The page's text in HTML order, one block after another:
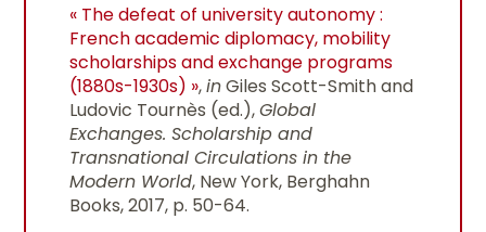
« The defeat of university autonomy :
French academic diplomacy, mobility
scholarships and exchange programs
(1880s-1930s) »,inGiles Scott-Smith and
Ludovic Tournès (ed.),Global
Exchanges. Scholarship and
Transnational Circulations in the
Modern World, New York, Berghahn
Books, 2017, p. 50-64.